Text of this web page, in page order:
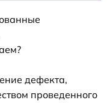
дефекта,
проведенного